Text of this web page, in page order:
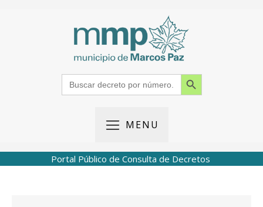
Search
for:
Search Button
MENU
Portal Público de Consulta de Decretos